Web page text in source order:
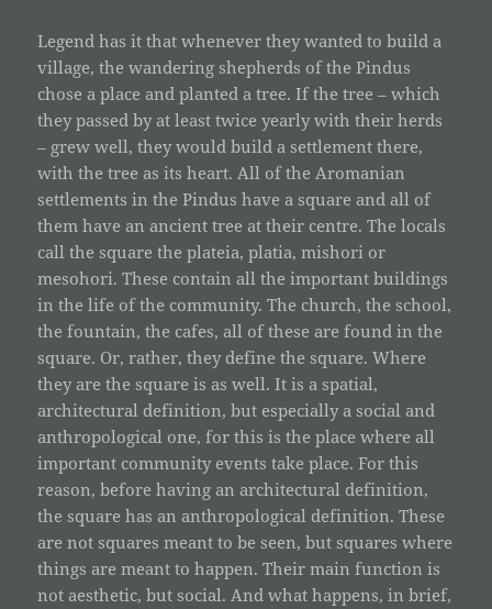
Legend has it that whenever they wanted to build a
village, the wandering shepherds of the Pindus
chose a place and planted a tree. If the tree – which
they passed by at least twice yearly with their herds
– grew well, they would build a settlement there,
with the tree as its heart. All of the Aromanian
settlements in the Pindus have a square and all of
them have an ancient tree at their centre. The locals
call the square the plateia, platia, mishori or
mesohori. These contain all the important buildings
in the life of the community. The church, the school,
the fountain, the cafes, all of these are found in the
square. Or, rather, they define the square. Where
they are the square is as well. It is a spatial,
architectural definition, but especially a social and
anthropological one, for this is the place where all
important community events take place. For this
reason, before having an architectural definition,
the square has an anthropological definition. These
are not squares meant to be seen, but squares where
things are meant to happen. Their main function is
not aesthetic, but social. And what happens, in brief,